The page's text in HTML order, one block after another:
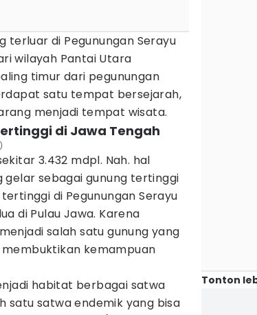
terluar di Pegunungan Serayu
wilayah Pantai Utara
timur dari pegunungan
satu tempat bersejarah,
menjadi tempat wisata.
di Jawa Tengah
3.432 mdpl. Nah. hal
sebagai gunung tertinggi
di Pegunungan Serayu
di Pulau Jawa. Karena
salah satu gunung yang
kemampuan
habitat berbagai satwa
satu satwa endemik yang bisa
Tonton